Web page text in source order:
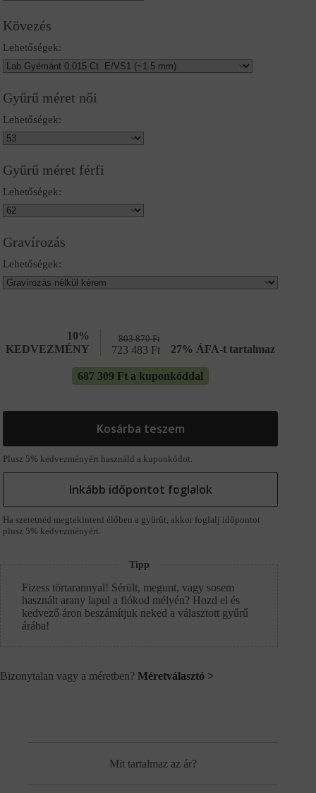
Kövezés
Lehetőségek:
Gyűrű méret női
Lehetőségek:
Gyűrű méret férfi
Lehetőségek:
Gravírozás
Lehetőségek:
10%
KEDVEZMÉNY
803 870Ft
723 483 Ft 27% ÁFA-t tartalmaz
687 309 Ft a kuponkóddal
Kosárba teszem
Plusz 5% kedvezményért használd a kuponkódot.
Inkább időpontot foglalok
Ha szeretnéd megtekinteni élőben a gyűrűt, akkor foglalj időpontot
plusz 5% kedvezményért.
Tipp
Fizess törtarannyal! Sérült, megunt, vagy sosem
használt arany lapul a fiókod mélyén? Hozd el és
kedvező áron beszámítjuk neked a választott gyűrű
árába!
Bizonytalan vagy a méretben? Méretválasztó >
Mit tartalmaz az ár?